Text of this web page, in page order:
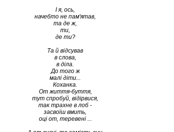
І я, ось,
начебто не пам'ятав,
та де ж,
ти,
де ти?
Та й відсував
в слова,
в діла.
До того ж
малі діти...
Коханка.
От життя-буття,
тут спробуй, відірвися,
так трахне в лоб -
засвоїш вмить,
оці от, теревені ...